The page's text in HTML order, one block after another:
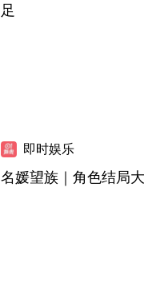
足
即时娱乐
名媛望族｜角色结局